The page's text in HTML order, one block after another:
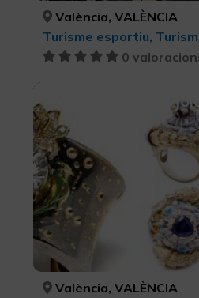
València, VALÈNCIA
0
València és una
València, VALÈNCIA